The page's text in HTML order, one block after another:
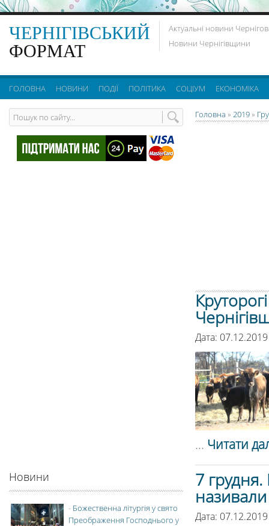
ЧЕРНІГІВСЬКИЙ
ФОРМАТ
Актуальні новини
Новини Чернігівщини
ГОЛОВНА НОВИНИ ПОДІЇ ПОЛІТИКА СОЦІУМ ЕКОНОМІКА
Головна » 2019»
Дата:
... Читати
7
Дата:
Новини
- Божественна літургія у свято
Преображення Господнього у